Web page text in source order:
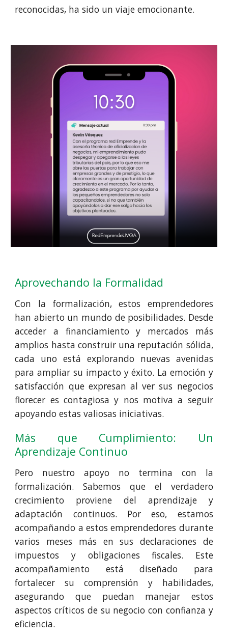
reconocidas, ha sido un viaje emocionante.
Aprovechando la Formalidad
Con la formalización, estos emprendedores
han abierto un mundo de posibilidades. Desde
acceder a financiamiento y mercados más
amplios hasta construir una reputación sólida,
cada uno está explorando nuevas avenidas
para ampliar su impacto y éxito. La emoción y
satisfacción que expresan al ver sus negocios
florecer es contagiosa y nos motiva a seguir
apoyando estas valiosas iniciativas.
Más que Cumplimiento: Un
Aprendizaje Continuo
Pero nuestro apoyo no termina con la
formalización. Sabemos que el verdadero
crecimiento proviene del aprendizaje y
adaptación continuos. Por eso, estamos
acompañando a estos emprendedores durante
varios meses más en sus declaraciones de
impuestos y obligaciones fiscales. Este
acompañamiento está diseñado para
fortalecer su comprensión y habilidades,
asegurando que puedan manejar estos
aspectos críticos de su negocio con confianza y
eficiencia.